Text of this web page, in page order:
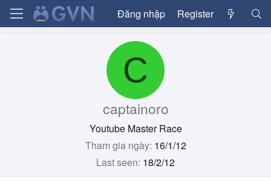
Đăng nhập Register
C
captainoro
Youtube Master Race
Tham gia ngày 16/1/12
Last seen 18/2/12